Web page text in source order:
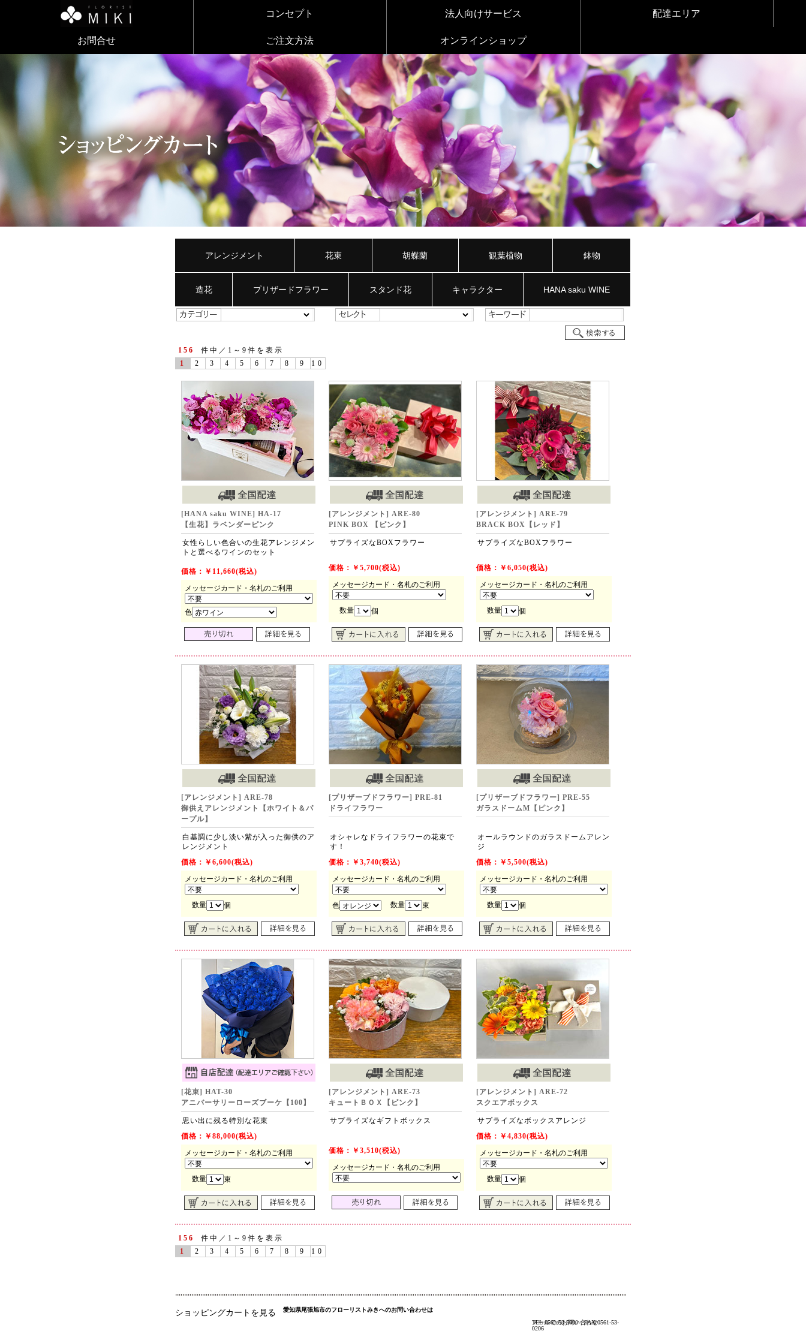
コンセプト 法人向けサービス 配達エリア
お問合せ ご注文方法 オンラインショップ
アレンジメント 花束 胡蝶蘭 観葉植物 鉢物
造花 プリザードフラワー スタンド花 キャラクター HANA saku WINE
156
件中／1～9件を表示
1
2 3 4 5 6 7 8 9 10
[HANA saku WINE] HA-17
【生花】ラベンダーピンク
[アレンジメント] ARE-80
PINK BOX 【ピンク】
[アレンジメント] ARE-79
BRACK BOX【レッド】
女性らしい色合いの生花アレンジメン
トと選べるワインのセット
サプライズなBOXフラワー サプライズなBOXフラワー
価格：￥11,660(税込)
メッセージカード・名札のご利用
色
価格：￥5,700(税込)
メッセージカード・名札のご利用
数量 個
価格：￥6,050(税込)
メッセージカード・名札のご利用
数量 個
[アレンジメント] ARE-78
御供えアレンジメント【ホワイト＆パ
ープル】
[プリザーブドフラワー] PRE-81
ドライフラワー
[プリザーブドフラワー] PRE-55
ガラスドームM【ピンク】
白基調に少し淡い紫が入った御供のア
レンジメント
オシャレなドライフラワーの花束で
す！
オールラウンドのガラスドームアレン
ジ
価格：￥6,600(税込)
メッセージカード・名札のご利用
数量 個
価格：￥3,740(税込)
メッセージカード・名札のご利用
色 数量 束
価格：￥5,500(税込)
メッセージカード・名札のご利用
数量 個
[花束] HAT-30
アニバーサリーローズブーケ【100】
[アレンジメント] ARE-73
キュートＢＯＸ【ピンク】
[アレンジメント] ARE-72
スクエアボックス
思い出に残る特別な花束 サプライズなギフトボックス
サプライズなボックスアレンジ
価格：￥88,000(税込)
メッセージカード・名札のご利用
数量 束
価格：￥3,510(税込)
メッセージカード・名札のご利用
価格：￥4,830(税込)
メッセージカード・名札のご利用
数量 個
156
件中／1～9件を表示
1
2 3 4 5 6 7 8 9 10
ショッピングカートを見る
愛知県尾張旭市のフローリストみきへのお問い合わせは
TEL 0561-53-5000 FAX 0561-53-
0206
メールでのお問い合わせ